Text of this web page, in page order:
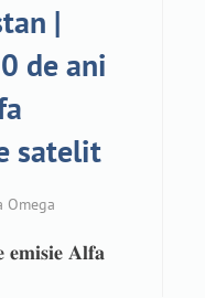
|
de ani
satelit
Omega
𝐀𝐥𝐟𝐚